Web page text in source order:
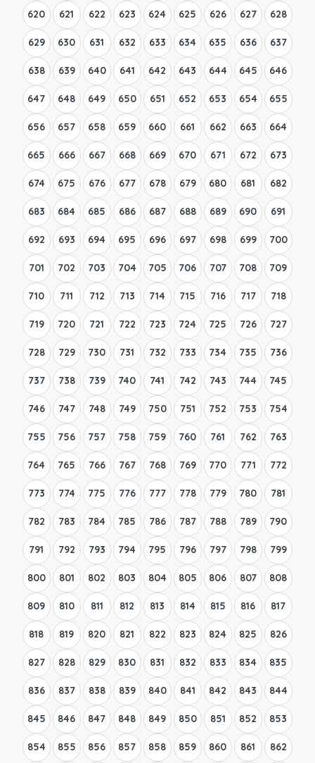
620 621 622 623 624 625 626 627 628
629 630 631 632 633 634 635 636 637
638 639 640 641 642 643 644 645 646
647 648 649 650 651 652 653 654 655
656 657 658 659 660 661 662 663 664
665 666 667 668 669 670 671 672 673
674 675 676 677 678 679 680 681 682
683 684 685 686 687 688 689 690 691
692 693 694 695 696 697 698 699 700
701 702 703 704 705 706 707 708 709
710 711 712 713 714 715 716 717 718
719 720 721 722 723 724 725 726 727
728 729 730 731 732 733 734 735 736
737 738 739 740 741 742 743 744 745
746 747 748 749 750 751 752 753 754
755 756 757 758 759 760 761 762 763
764 765 766 767 768 769 770 771 772
773 774 775 776 777 778 779 780 781
782 783 784 785 786 787 788 789 790
791 792 793 794 795 796 797 798 799
800 801 802 803 804 805 806 807 808
809 810 811 812 813 814 815 816 817
818 819 820 821 822 823 824 825 826
827 828 829 830 831 832 833 834 835
836 837 838 839 840 841 842 843 844
845 846 847 848 849 850 851 852 853
854 855 856 857 858 859 860 861 862